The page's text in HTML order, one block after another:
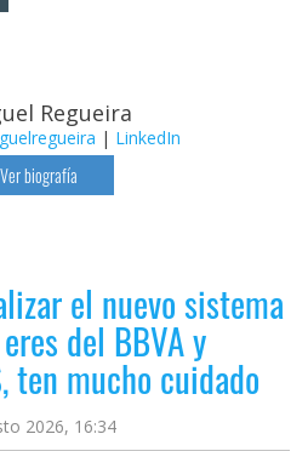
Regueira
| LinkedIn
Ver biografía
el nuevo sistema
del BBVA y
ten mucho cuidado
2026, 16:34